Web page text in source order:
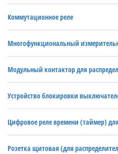
Коммутационное реле
Многофункциональный
Модульный контактор для
Устройство блокировки
Цифровое реле времени (таймер)
Розетка щитовая (для